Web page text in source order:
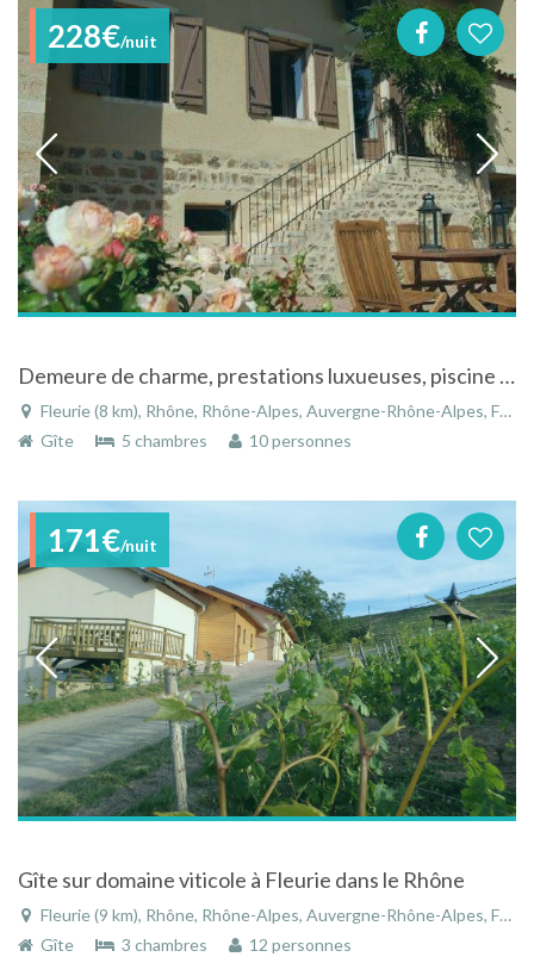
228€/nuit
Demeure de charme, prestations luxueuses, piscine chaufée au coeur du Beaujolais Rhône-Alpes
Fleurie (8 km), Rhône, Rhône-Alpes, Auvergne-Rhône-Alpes, France
Gîte
5 chambres 10 personnes
171€/nuit
Gîte sur domaine viticole à Fleurie dans le Rhône
Fleurie (9 km), Rhône, Rhône-Alpes, Auvergne-Rhône-Alpes, France
Gîte
3 chambres 12 personnes